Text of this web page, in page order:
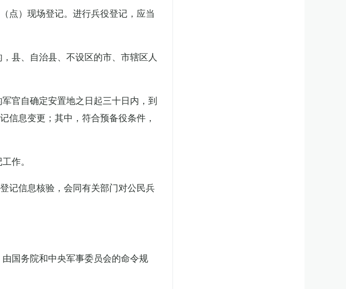
点）现场登记。进行兵役登记，应当
县、自治县、不设区的市、市辖区人
官自确定安置地之日起三十日内，到
信息变更；其中，符合预备役条件，
作。
记信息核验，会同有关部门对公民兵
国务院和中央军事委员会的命令规